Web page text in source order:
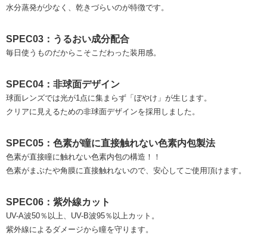
水分蒸発が少なく、乾きづらいのが特徴です。
SPEC03：うるおい成分配合
毎日使うものだからこそこだわった装用感。
SPEC04：非球面デザイン
球面レンズでは光が1点に集まらず「ぼやけ」が生じます。
クリアに見えるための非球面デザインを採用しました。
SPEC05：色素が瞳に直接触れない色素内包製法
色素が直接瞳に触れない色素内包の構造！！
色素がまぶたや角膜に直接触れないので、安心してご使用頂けます。
SPEC06：紫外線カット
UV-A波50％以上、UV-B波95％以上カット。
紫外線によるダメージから瞳を守ります。